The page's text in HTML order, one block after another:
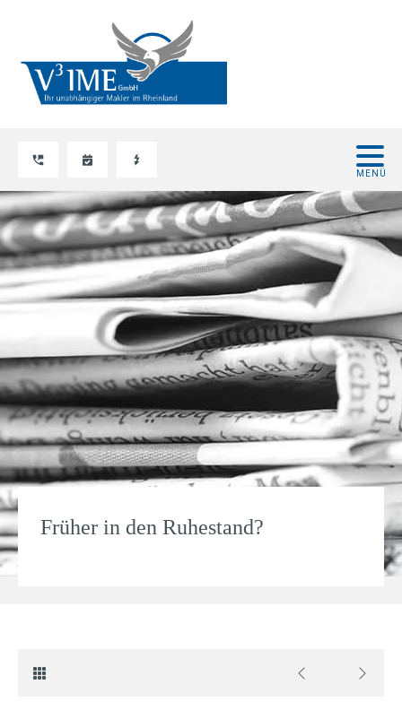
Früher in den Ruhestand?